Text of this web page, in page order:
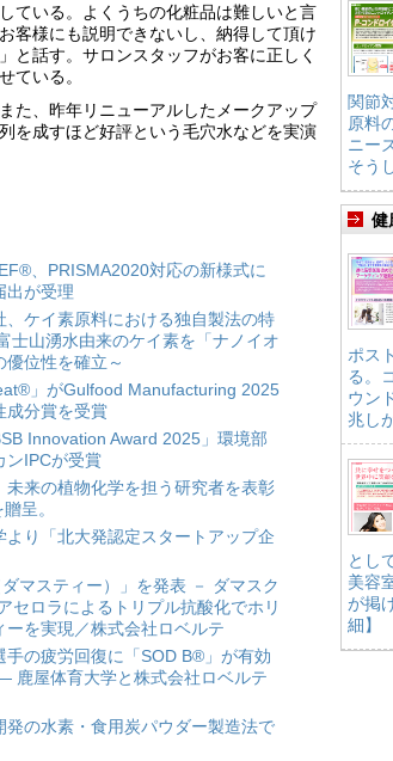
ている。よくうちの化粧品は難しいと言
客様にも説明できないし、納得して頂け
と話す。サロンスタッフがお客に正しく
ている。
た、昨年リニューアルしたメークアップ
を成すほど好評という毛穴水などを実演
、PRISMA2020対応の新様式に
出が受理
、ケイ素原料における独自製法の特
士山湧水由来のケイ素を「ナノイオ
優位性を確立～
」がGulfood Manufacturing 2025
成分賞を受賞
Innovation Award 2025」環境部
ンIPCが受賞
未来の植物化学を担う研究者を表彰
呈。
より「北大発認定スタートアップ企
マスティー）」を発表 － ダマスク
セロラによるトリプル抗酸化でホリ
ーを実現／株式会社ロベルテ
手の疲労回復に「SOD B®」が有効
鹿屋体育大学と株式会社ロベルテ
発の水素・食用炭パウダー製造法で
関節
原料
ニー
そう
健
ポス
る。
ウン
兆し
とし
美容
が掲
細】